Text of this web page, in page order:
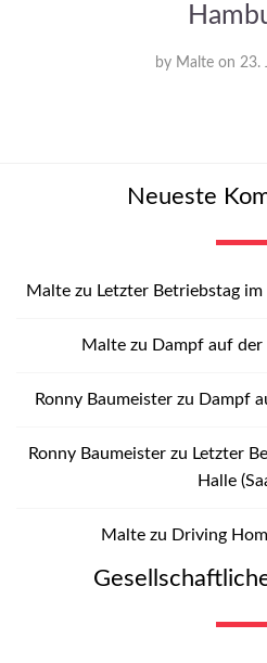
by Malte on 23.
Neueste
Malte zu Letzter Betriebstag
Malte zu Dampf auf der
Ronny Baumeister zu Dampf
Ronny Baumeisterzu Letzter
Halle
Malte zu Driving